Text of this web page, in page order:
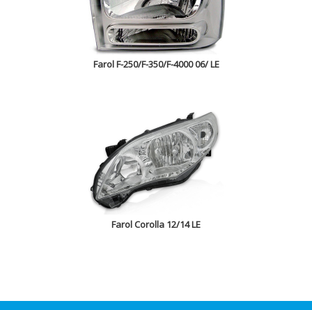
Farol F-250/F-350/F-4000 06/ LE
Farol Corolla 12/14 LE